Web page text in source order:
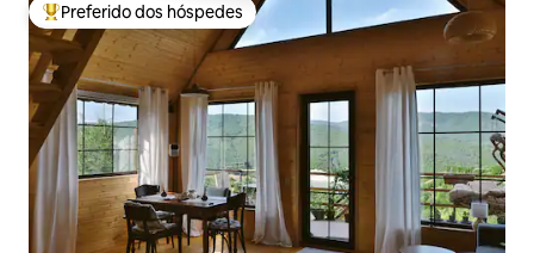
Entre os melhores preferidos dos hóspedes
Preferido dos hóspedes